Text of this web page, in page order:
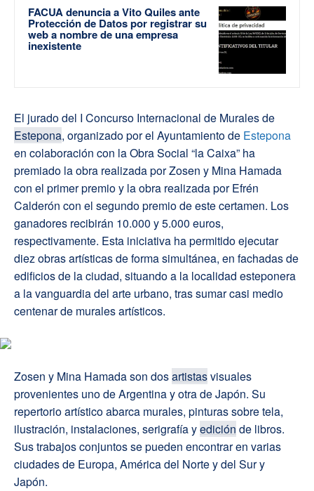
FACUA denuncia a Vito Quiles ante
Protección de Datos por registrar su
web a nombre de una empresa
inexistente
El jurado del I Concurso Internacional de Murales de
Estepona, organizado por el Ayuntamiento de Estepona
en colaboración con la Obra Social “la Caixa” ha
premiado la obra realizada por Zosen y Mina Hamada
con el primer premio y la obra realizada por Efrén
Calderón con el segundo premio de este certamen. Los
ganadores recibirán 10.000 y 5.000 euros,
respectivamente. Esta iniciativa ha permitido ejecutar
diez obras artísticas de forma simultánea, en fachadas de
edificios de la ciudad, situando a la localidad esteponera
a la vanguardia del arte urbano, tras sumar casi medio
centenar de murales artísticos.
Zosen y Mina Hamada son dosartistasvisuales
provenientes uno de Argentina y otra de Japón. Su
repertorio artístico abarca murales, pinturas sobre tela,
ilustración, instalaciones, serigrafía yedición de libros.
Sus trabajos conjuntos se pueden encontrar en varias
ciudades de Europa, América del Norte y del Sur y
Japón.